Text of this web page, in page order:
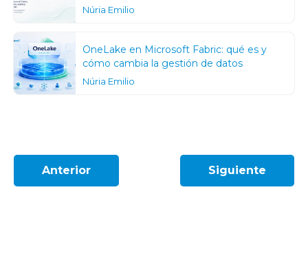
Núria Emilio
OneLake en Microsoft Fabric: qué es y
cómo cambia la gestión de datos
Núria Emilio
Anterior Siguiente